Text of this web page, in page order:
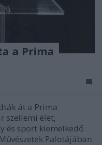
a Prima
át a Prima
szellemi élet,
és sport kiemelkedő
Palotájában.